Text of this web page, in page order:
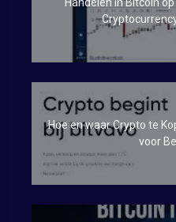
Hoe en waar Crypto te
voor